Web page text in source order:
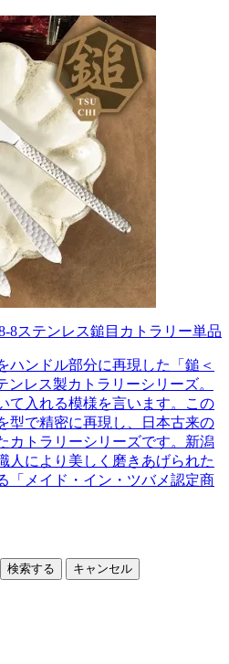
8ステンレス鎚目カトラリー単品
ハンドル部分に再現した「鎚＜
ンレス製カトラリーシリーズ。
て入れる模様を言います。この
型で精密に再現し、日本古来の
カトラリーシリーズです。新潟
人により美しく磨きあげられた
「メイド・イン・ツバメ認定商
キャンセル